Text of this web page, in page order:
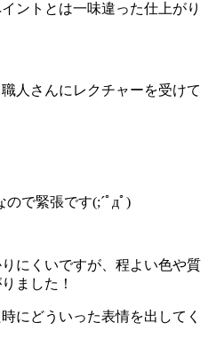
ントとは一味違った仕上がり
人さんにレクチャーを受けて
で緊張です(;´ﾟдﾟ)ゞ
にくいですが、程よい色や質
ました！
にどういった表情を出してく